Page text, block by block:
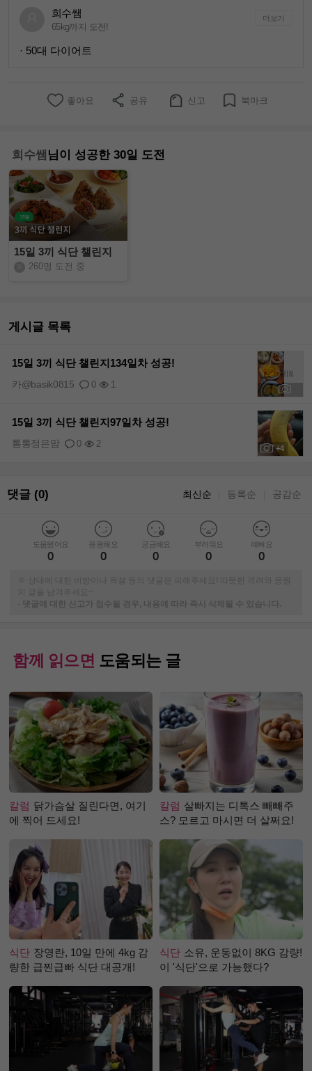
희수쌤
65kg까지 도전!
더보기
· 50대 다이어트
좋아요 공유 신고 북마크
희수쌤 님이 성공한 30일 도전
15일 3끼 식단 챌린지
260명 도전 중
게시글 목록
15일 3끼 식단 챌린지134일차 성공!
0 1
카@basik0815
+4
15일 3끼 식단 챌린지97일차 성공!
0 2
통통정은맘
댓글 (0) 최신순 등록순 공감순
도움됐어요
0
응원해요
0
궁금해요
0
부러워요
0
예뻐요
0
※ 상대에 대한 비방이나 욕설 등의 댓글은 피해주세요! 따뜻한 격려와 응원
-
댓글에 대한 신고가 접수될 경우, 내용에 따라 즉시 삭제될 수 있습니다.
함께 읽으면 도움되는 글
칼럼 닭가슴살 질린다면, 여기
에 찍어 드세요!
칼럼 살빠지는 디톡스 빼빼주
스? 모르고 마시면 더 살쩌요!
식단 장영란, 10일 만에 4kg 감
량한 급찐급빠 식단 대공개!
식단 소유, 운동없이 8KG 감량!
이 '식단'으로 가능했다?